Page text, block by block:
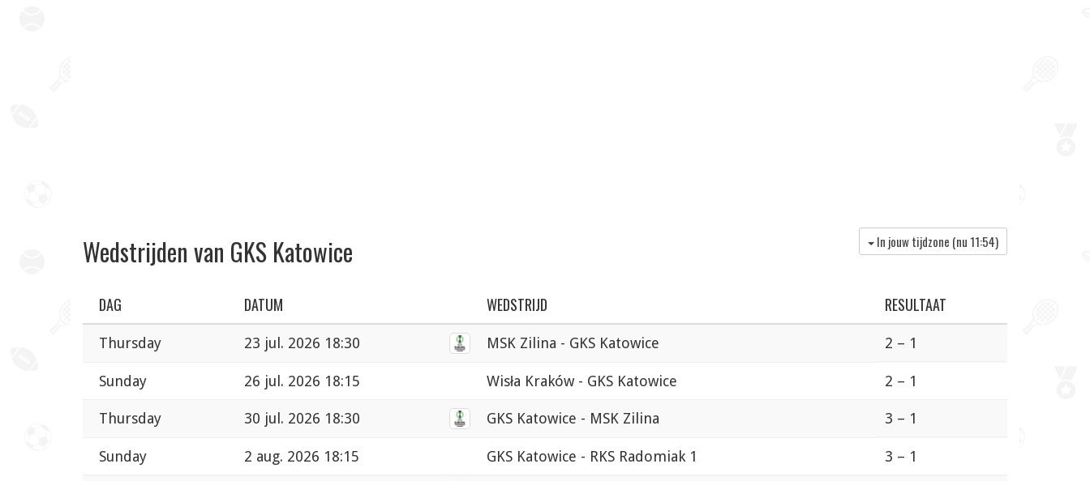
Wedstrijden van GKS Katowice In jouw tijdzone (nu 11:54)
DAG DATUM WEDSTRIJD RESULTAAT
Thursday 23 jul. 2026 18:30 MSK Zilina - GKS Katowice 2 – 1
Sunday 26 jul. 2026 18:15 Wisła Kraków - GKS Katowice 2 – 1
Thursday 30 jul. 2026 18:30 GKS Katowice - MSK Zilina 3 – 1
Sunday 2 aug. 2026 18:15 GKS Katowice - RKS Radomiak 1 3 – 1